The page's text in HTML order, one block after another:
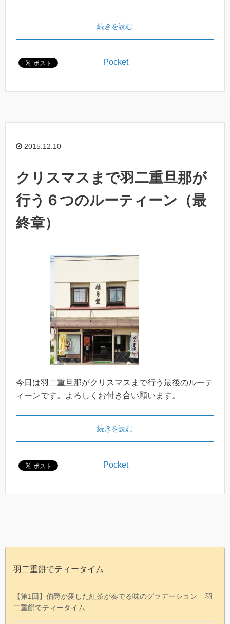
続きを読む
Pocket
2015.12.10
クリスマスまで羽二重旦那が
行う６つのルーティーン（最
終章）
今日は羽二重旦那がクリスマスまで行う最後のルーテ
ィーンです。よろしくお付き合い願います。
続きを読む
Pocket
羽二重餅でティータイム
【第1回】伯爵が愛した紅茶が奏でる味のグラデーション – 羽
二重餅でティータイム